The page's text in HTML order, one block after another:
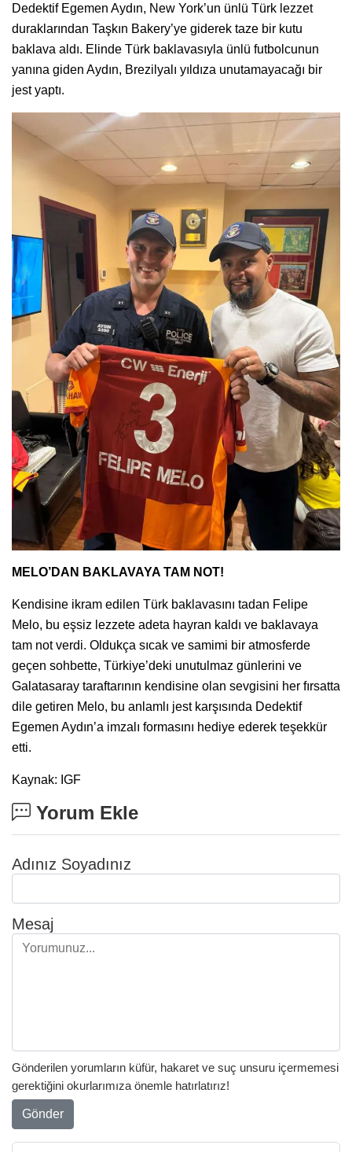
Dedektif Egemen Aydın, New York’un ünlü Türk lezzet
duraklarından Taşkın Bakery’ye giderek taze bir kutu
baklava aldı. Elinde Türk baklavasıyla ünlü futbolcunun
yanına giden Aydın, Brezilyalı yıldıza unutamayacağı bir
jest yaptı.
MELO’DAN BAKLAVAYA TAM NOT!
Kendisine ikram edilen Türk baklavasını tadan Felipe
Melo, bu eşsiz lezzete adeta hayran kaldı ve baklavaya
tam not verdi. Oldukça sıcak ve samimi bir atmosferde
geçen sohbette, Türkiye’deki unutulmaz günlerini ve
Galatasaray taraftarının kendisine olan sevgisini her fırsatta
dile getiren Melo, bu anlamlı jest karşısında Dedektif
Egemen Aydın’a imzalı formasını hediye ederek teşekkür
etti.
Kaynak: IGF
Yorum Ekle
Adınız Soyadınız
Mesaj
Gönderilen yorumların küfür, hakaret ve suç unsuru içermemesi
gerektiğini okurlarımıza önemle hatırlatırız!
Gönder